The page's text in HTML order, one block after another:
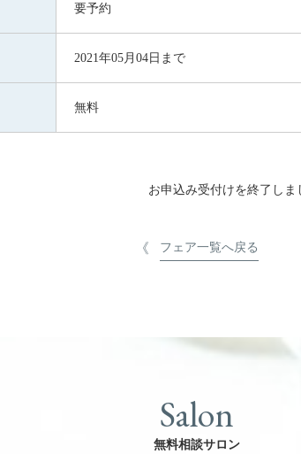
要予約
2021年05月04日まで
無料
お申込み受付けを終了しま
フェア一覧へ戻る
Salon
無料相談サロン